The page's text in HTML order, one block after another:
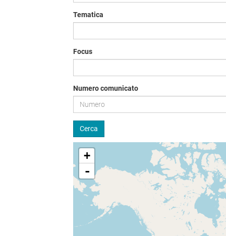
Tematica
Focus
Numero comunicato
Cerca
+
-